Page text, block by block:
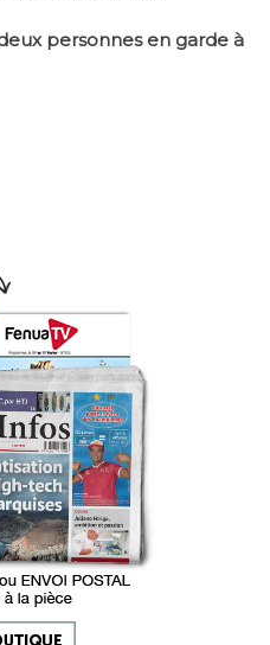
personnes en garde à